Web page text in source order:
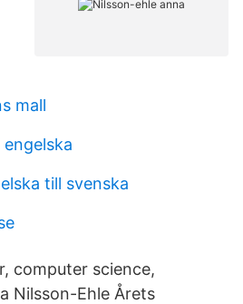
mall
till svenska
computer science,
Nilsson-Ehle Årets